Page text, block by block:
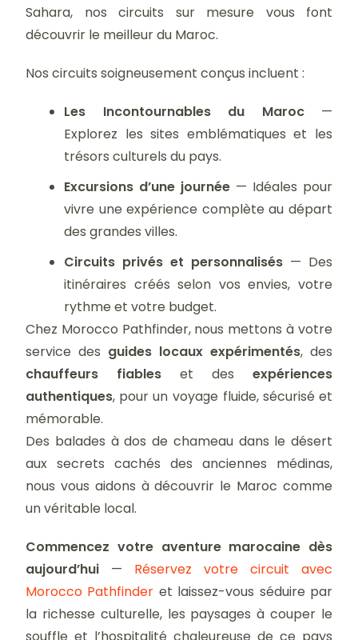
Sahara, nos circuits sur mesure vous font
découvrir le meilleur du Maroc.
Nos circuits soigneusement conçus incluent :
Les Incontournables du Maroc—
Explorez les sites emblématiques et les
trésors culturels du pays.
Excursions d’une journée — Idéales pour
vivre une expérience complète au départ
des grandes villes.
Circuits privés et personnalisés — Des
itinéraires créés selon vos envies, votre
rythme et votre budget.
Chez Morocco Pathfinder, nous mettons à votre
service des guides locaux expérimentés, des
chauffeurs fiables et des expériences
authentiques, pour un voyage fluide, sécurisé et
mémorable.
Des balades à dos de chameau dans le désert
aux secrets cachés des anciennes médinas,
nous vous aidons à découvrir le Maroc comme
un véritable local.
Commencez votre aventure marocaine dès
aujourd’hui — Réservez votre circuit avec
Morocco Pathfinder et laissez-vous séduire par
la richesse culturelle, les paysages à couper le
souffle et l’hospitalité chaleureuse de ce pays